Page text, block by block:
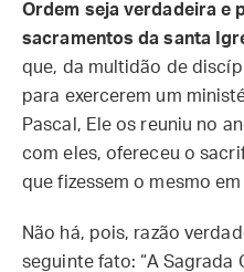
Ordem seja verdadeira e
sacramentos da santa
que, da multidão de
para exercerem um
Pascal, Ele os reuniu no
com eles, ofereceu o
que fizessem o mesmo
Não há, pois, razão
seguinte fato: “A Sagrada